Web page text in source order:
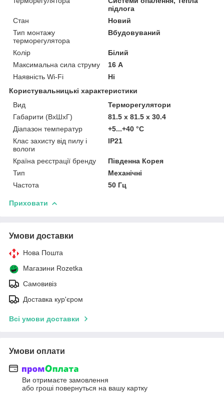
підлога
Стан
Новий
Тип монтажу
терморегулятора
Вбудовуваний
Колір
Білий
Максимальна сила струму
16 А
Наявність Wi-Fi
Ні
Користувальницькі характеристики
Вид
Терморегулятори
Габарити (ВхШхГ)
81.5 х 81.5 х 30.4
Діапазон температур
+5...+40 °С
Клас захисту від пилу і
вологи
IP21
Країна реєстрації бренду
Південна Корея
Тип
Механічні
Частота
50 Гц
Приховати
Умови доставки
Нова Пошта
Магазини Rozetka
Самовивіз
Доставка кур'єром
Всі умови доставки
Умови оплати
Ви отримаєте замовлення
або гроші повернуться на вашу картку